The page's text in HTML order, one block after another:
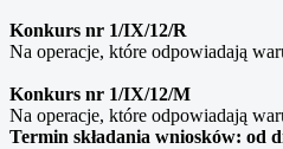
Konkurs nr 1/IX/12/R
Na operacje, które odpowiadają
Konkurs nr 1/IX/12/M
Na operacje, które odpowiadają
Termin składania wniosków: od